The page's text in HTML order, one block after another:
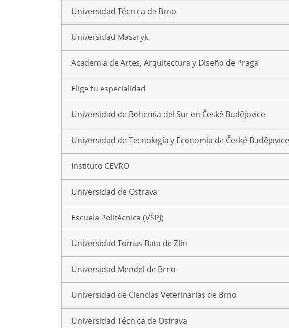
Universidad Técnica de Brno
Universidad Masaryk
Academia de Artes, Arquitectura y Diseño de Praga
Elige tu especialidad
Universidad de Bohemia del Sur en České Budějovice
Universidad de Tecnología y Economía de České Budějovice
Instituto CEVRO
Universidad de Ostrava
Escuela Politécnica (VŠPJ)
Universidad Tomas Bata de Zlín
Universidad Mendel de Brno
Universidad de Ciencias Veterinarias de Brno
Universidad Técnica de Ostrava